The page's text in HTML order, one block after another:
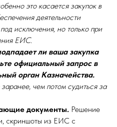
это касается закупок в
деятельности
исключения, но только при
ЕИС.
ли ваша закупка
официальный запрос в
орган Казначейства.
чем потом судиться за
документы. Решение
скриншоты из ЕИС с